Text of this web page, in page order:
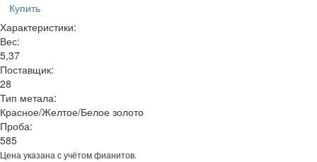
Купить
Характеристики:
Вес:
5,37
Поставщик:
28
Тип метала:
Красное/Желтое/Белое золото
Проба:
585
Цена указана с учётом фианитов.